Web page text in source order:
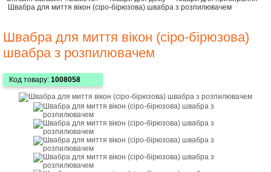
Швабра для миття вікон (сіро-бірюзова) швабра з розпилювачем
Швабра для миття вікон (сіро-бірюзова)
швабра з розпилювачем
Код товару: 1008058